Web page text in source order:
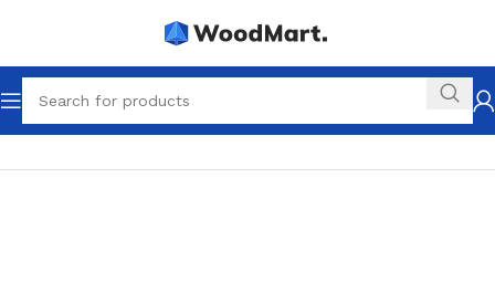
Startseite 1K Werkzeuge